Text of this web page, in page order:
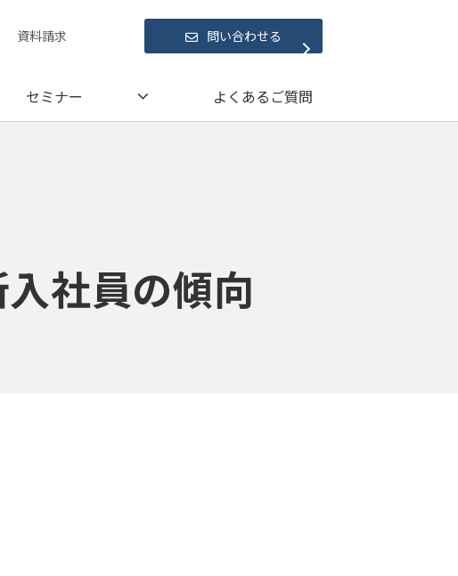
資料請求 問い合わせる
セミナー よくあるご質問
社員の傾向